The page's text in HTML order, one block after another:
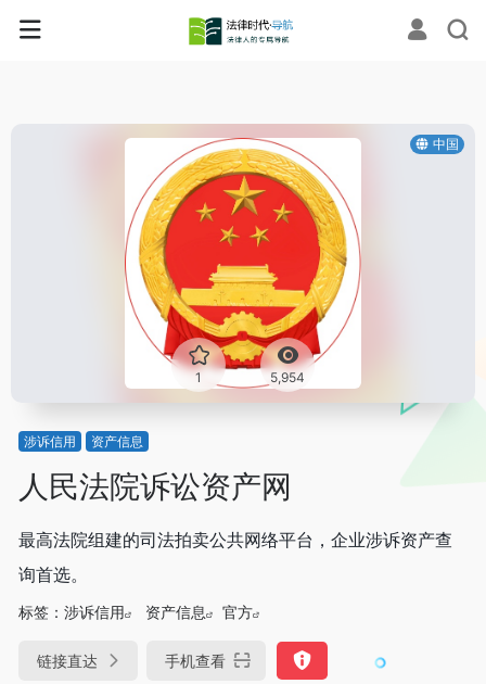
中国
1 5,954
涉诉信用 资产信息
人民法院诉讼资产网
最高法院组建的司法拍卖公共网络平台，企业涉诉资产查
询首选。
标签： 涉诉信用 资产信息 官方
链接直达 手机查看